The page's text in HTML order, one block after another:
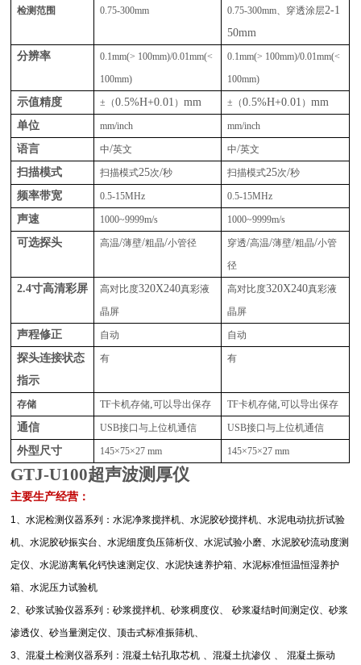
检测范围 0.75-300mm 0.75-300mm、穿透涂层2-1
50mm
分辨率
0.1mm(> 100mm)/0.01mm(<
100mm)
0.1mm(> 100mm)/0.01mm(<
100mm)
示值精度 ±（0.5%H+0.01 ）mm ±（0.5%H+0.01 ）mm
单位
mm/inch mm/inch
语言 中/英文 中/英文
扫描模式 扫描模式25次/秒 扫描模式25次/秒
频率带宽 0.5-15MHz 0.5-15MHz
声速 1000~9999m/s 1000~9999m/s
可选探头 高温/薄壁/粗晶/小管径 穿透/高温/薄壁/粗晶/小管
径
2.4寸高清彩屏 高对比度320X240真彩液
晶屏
高对比度320X240真彩液
晶屏
声程修正 自动 自动
探头连接状态
指示
有 有
存储 TF卡机存储,可以导出保存 TF卡机存储,可以导出保存
通信 USB接口与上位机通信 USB接口与上位机通信
外型尺寸 145×75×27 mm 145×75×27 mm
GTJ-U100超声波测厚仪
主要生产经营：
1、水泥检测仪器系列：水泥净浆搅拌机、水泥胶砂搅拌机、水泥电动抗折试验
机、水泥胶砂振实台、水泥细度负压筛析仪、水泥试验小磨、水泥胶砂流动度测
定仪、水泥游离氧化钙快速测定仪、水泥快速养护箱、水泥标准恒温恒湿养护
箱、水泥压力试验机
2、砂浆试验仪器系列：砂浆搅拌机、砂浆稠度仪、
砂浆凝结时间测定仪、砂浆
渗透仪、砂当量测定仪、顶击式标准振筛机、
3、混凝土检测仪器系列：混凝土钻孔取芯机 、混凝土抗渗仪 、
混凝土振动